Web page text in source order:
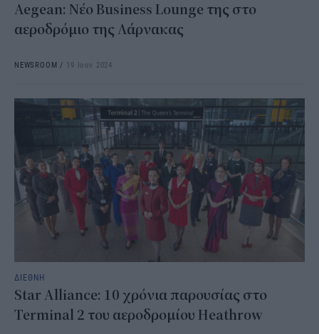
Aegean: Νέο Business Lounge της στο
αεροδρόμιο της Λάρνακας
NEWSROOM / 19 Ιουν 2024
ΔΙΕΘΝΗ
Star Alliance: 10 χρόνια παρουσίας στο
Terminal 2 του αεροδρομίου Heathrow